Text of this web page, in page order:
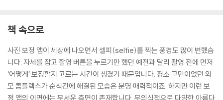
책 속으로
사진 보정 앱이 세상에 나오면서 셀피(selfie)를 찍는 풍경도 많이 변했습
니다. 자세를 잡고 촬영 버튼을 누르기만 했던 예전과 달리 촬영 전에 먼저
‘어떻게’ 보정할지 고르는 시간이 생겼기 때문입니다. 평소 고민이었던 외
모 콤플렉스가 순식간에 해결된 모습은 분명 매력적이죠. 하지만 이런 보
정 앱의 이면에는 무서운 측면이 존재합니다. 무의식적으로 다양한 아름다